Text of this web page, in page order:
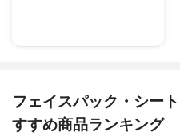
フェイスパック・シー
すすめ商品ランキング